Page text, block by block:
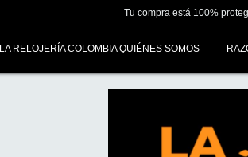
Tu compra está 100%
LA RELOJERÍA COLOMBIA QUIÉNES SOMOS